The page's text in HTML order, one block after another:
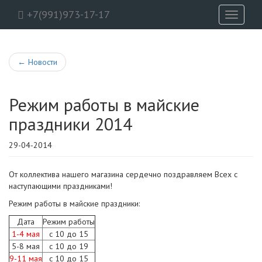
+7(991)973-17-17
Toggle
← Новости
Режим работы в майские
праздники 2014
29-04-2014
От коллектива нашего магазина сердечно поздравляем Всех с
наступающими праздниками!
Режим работы в майские праздники:
Дата
Режим работы
1-4 мая
с 10 до 15
5-8 мая
с 10 до 19
9-11 мая
с 10 до 15